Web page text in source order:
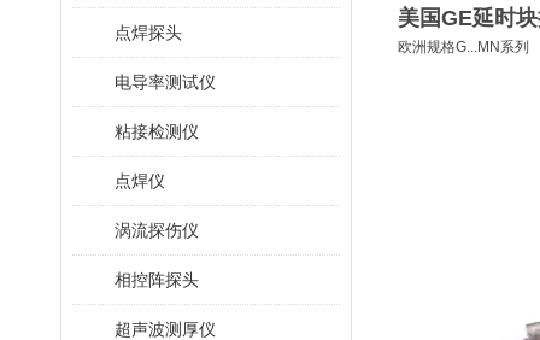
点焊探头
电导率测试仪
粘接检测仪
点焊仪
涡流探伤仪
相控阵探头
超声波测厚仪
美国GE延时
欧洲规格G...MN系列